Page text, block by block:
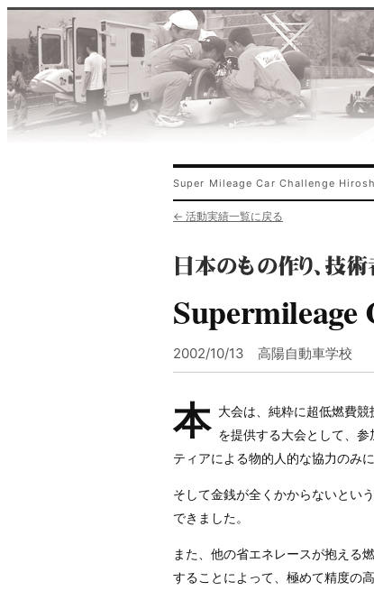
Super Mileage Car Challenge
← 活動実績一覧に戻る
2002/10/13 高陽自動車学校
本 大会は、純粋に超低燃費
を提供する大会として、
ティアによる物的人的な協力のみ
そして金銭が全くかからないとい
できました。
また、他の省エネレースが抱える
することによって、極めて精度の